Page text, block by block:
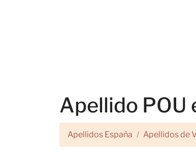
Apellido POU
Apellidos España Apellidos de